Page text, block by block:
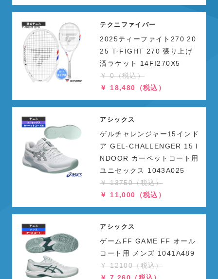
テクニファイバー
2025ティーファイト270 20
25 T-FIGHT 270 張り上げ
済ラケット 14FI270X5
￥ 0（税込）
￥ 18,480（税込）
アシックス
ゲルチャレンジャー15インド
ア GEL-CHALLENGER 15 I
NDOOR カーペットコート用
ユニセックス 1043A025
￥ 13750（税込）
￥ 11,000（税込）
アシックス
ゲームFF GAME FF オール
コート用 メンズ 1041A489
￥ 12100（税込）